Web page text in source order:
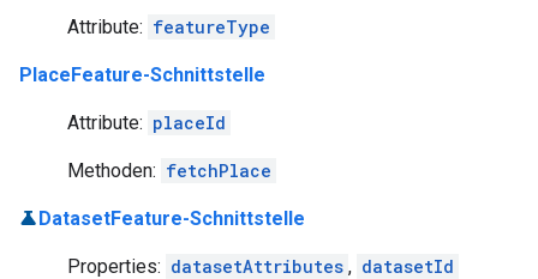
Attribute: featureType
PlaceFeature-Schnittstelle
Attribute: placeId
Methoden: fetchPlace
DatasetFeature-Schnittstelle
Properties: datasetAttributes , datasetId